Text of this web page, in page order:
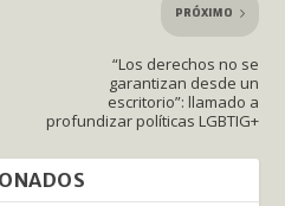
PRÓXIMO
“Los derechos no se
garantizan desde un
escritorio”: llamado a
profundizar políticas LGBTIG+